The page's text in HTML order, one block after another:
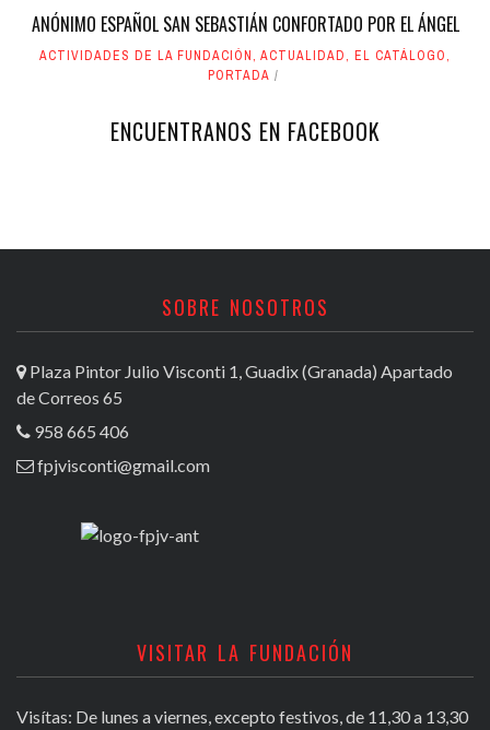
ANÓNIMO ESPAÑOL SAN SEBASTIÁN CONFORTADO POR EL ÁNGEL
ACTIVIDADES DE LA FUNDACIÓN, ACTUALIDAD, EL CATÁLOGO,
PORTADA
ENCUENTRANOS EN FACEBOOK
SOBRE NOSOTROS
Plaza Pintor Julio Visconti 1, Guadix (Granada) Apartado
de Correos 65
958 665 406
fpjvisconti@gmail.com
VISITAR LA FUNDACIÓN
Visítas: De lunes a viernes, excepto festivos, de 11,30 a 13,30